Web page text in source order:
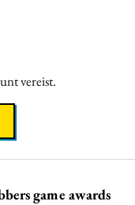
vereist.
game awards